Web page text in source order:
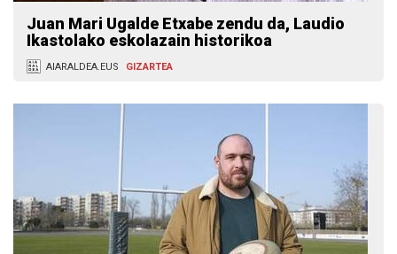
Juan Mari Ugalde Etxabe zendu da, Laudio
Ikastolako eskolazain historikoa
AIARALDEA.EUS GIZARTEA